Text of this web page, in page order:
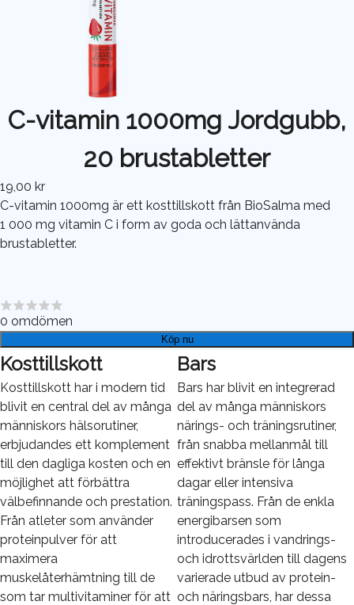
C-vitamin 1000mg Jordgubb,
20 brustabletter
19,00 kr
C-vitamin 1000mg är ett kosttillskott från BioSalma med
1 000 mg vitamin C i form av goda och lättanvända
brustabletter.
0 omdömen
Köp nu
Kosttillskott
Kosttillskott har i modern tid
blivit en central del av många
människors hälsorutiner,
erbjudandes ett komplement
till den dagliga kosten och en
möjlighet att förbättra
välbefinnande och prestation.
Från atleter som använder
proteinpulver för att
maximera
muskelåterhämtning till de
som tar multivitaminer för att
Bars
Bars har blivit en integrerad
del av många människors
närings- och träningsrutiner,
från snabba mellanmål till
effektivt bränsle för långa
dagar eller intensiva
träningspass. Från de enkla
energibarsen som
introducerades i vandrings-
och idrottsvärlden till dagens
varierade utbud av protein-
och näringsbars, har dessa